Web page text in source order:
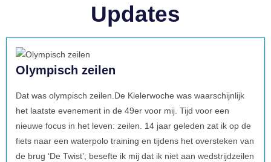
Updates
Olympisch zeilen
Dat was olympisch zeilen.De Kielerwoche was waarschijnlijk
het laatste evenement in de 49er voor mij. Tijd voor een
nieuwe focus in het leven: zeilen. 14 jaar geleden zat ik op de
fiets naar een waterpolo training en tijdens het oversteken van
de brug ‘De Twist’, besefte ik mij dat ik niet aan wedstrijdzeilen